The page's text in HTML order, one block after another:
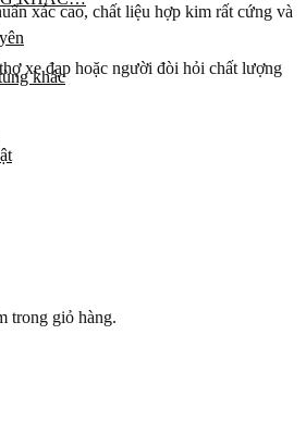
khác
trong giỏ hàng.
xác cao, chất liệu hợp kim rất cứng và
xe đạp hoặc người đòi hỏi chất lượng